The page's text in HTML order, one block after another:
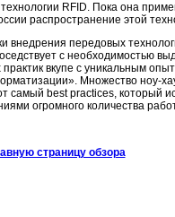
RFID. Пока она
распространение этой
внедрения передовых
с необходимостью
вкупе с уникальным
Множество ноу-
самый best practices, который
огромного количества
страницу обзора